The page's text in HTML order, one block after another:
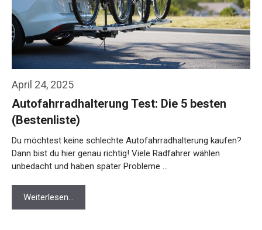
April 24, 2025
Autofahrradhalterung Test: Die 5 besten
(Bestenliste)
Du möchtest keine schlechte Autofahrradhalterung kaufen?
Dann bist du hier genau richtig! Viele Radfahrer wählen
unbedacht und haben später Probleme …
Weiterlesen…